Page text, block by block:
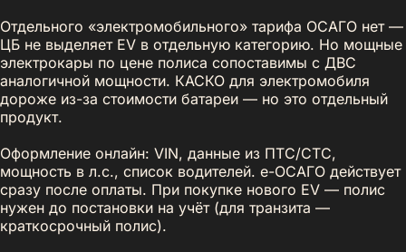
Отдельного «электромобильного» тарифа ОСАГО нет —
ЦБ не выделяет EV в отдельную категорию. Но мощные
электрокары по цене полиса сопоставимы с ДВС
аналогичной мощности. КАСКО для электромобиля
дороже из-за стоимости батареи — но это отдельный
продукт.
Оформление онлайн: VIN, данные из ПТС/СТС,
мощность в л.с., список водителей. e-ОСАГО действует
сразу после оплаты. При покупке нового EV — полис
нужен до постановки на учёт (для транзита —
краткосрочный полис).